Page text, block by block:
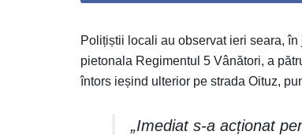
Polițiștii locali au observat ieri seara,
pietonala Regimentul 5 Vânători, a
întors ieșind ulterior pe strada Oituz,
„Imediat s-a acționat